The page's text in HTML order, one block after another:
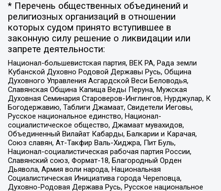
* Перечень общественных объединений и
религиозных организаций в отношении
которых судом принято вступившее в
законную силу решение о ликвидации или
запрете деятельности:
Национал-большевистская партия, ВЕК РА, Рада земли
Кубанской Духовно Родовой Державы Русь, Община
Духовного Управления Асгардской Веси Беловодья,
Славянская Община Капища Веды Перуна, Мужская
Духовная Семинария Староверов-Инглингов, Нурджулар, К
Богодержавию, Таблиги Джамаат, Свидетели Иеговы,
Русское национальное единство, Национал-
социалистическое общество, Джамаат мувахидов,
Объединенный Вилайат Кабарды, Балкарии и Карачая,
Союз славян, Ат-Такфир Валь-Хиджра, Пит Буль,
Национал-социалистическая рабочая партия России,
Славянский союз, Формат-18, Благородный Орден
Дьявола, Армия воли народа, Национальная
Социалистическая Инициатива города Череповца,
Духовно-Родовая Держава Русь, Русское национальное